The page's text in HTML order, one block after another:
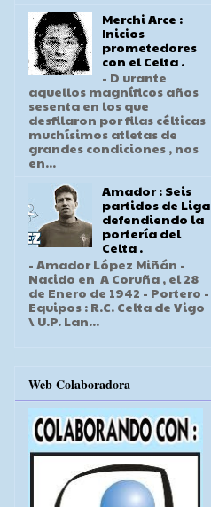
Merchi Arce :
Inicios
prometedores
con el Celta .
- D urante
aquellos magníficos años
sesenta en los que
desfilaron por filas célticas
muchísimos atletas de
grandes condiciones , nos
en...
Amador : Seis
partidos de Liga
defendiendo la
portería del
Celta .
- Amador López Miñán -
Nacido en A Coruña , el 28
de Enero de 1942 - Portero -
Equipos : R.C. Celta de Vigo
\ U.P. Lan...
Web Colaboradora